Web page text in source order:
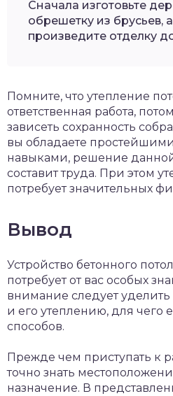
Сначала изготовьте
обрешетку из брусьев,
произведите отделку
Помните, что утепление
ответственная работа,
зависеть сохранность
вы обладаете
навыками, решение
составит труда. При этом
потребует значительных
Вывод
Устройство бетонного
потребует от вас особых
внимание следует уделить
и его утеплению, для чего
способов.
Прежде чем приступать к
точно знать
назначение. В